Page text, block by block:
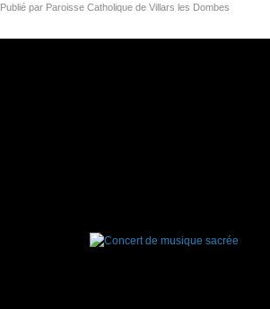
Publié par Paroisse Catholique de Villars les Dombes